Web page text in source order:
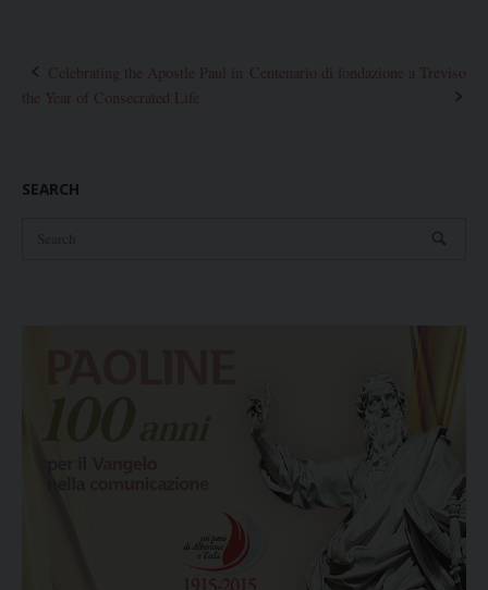
Post
Celebrating the Apostle Paul in
the Year of Consecrated Life
Centenario di fondazione a Treviso
SEARCH